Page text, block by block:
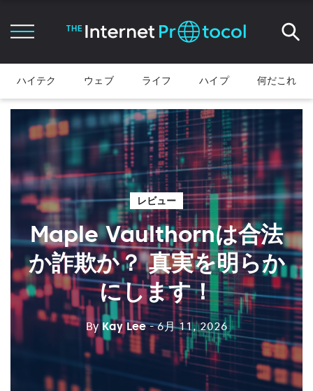
ハイテク ウェブ ライフ ハイプ 何だこれ
レビュー
Maple Vaulthornは合法
か詐欺か？ 真実を明らか
にします！
By Kay Lee - 6月 11, 2026